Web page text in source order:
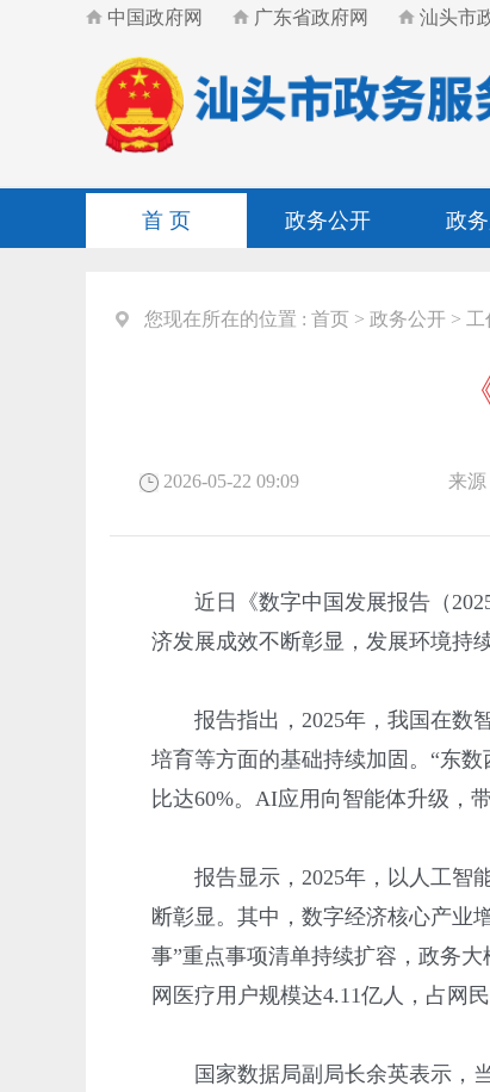
中国政府网 广东省政府网 汕头市
首 页 政务公开 政
您现在所在的位置 : 首页 > 政务公开 > 工
2026-05-22 09:09 来源
近日 《数字中国发展报告（
济发展成效不断彰显，发展环境持续
报告指出， 2025年，我国在数
培育等方面的基础持续加固。“东
比达60%。AI应用向智能体升级，
报告显示， 2025年，以人工智
断彰显。其中，数字经济核心产业
事”重点事项清单持续扩容，政务
网医疗用户规模达4.11亿人，占网民
国家数据局副局长余英表示，